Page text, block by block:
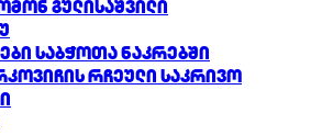
გულისაშვილი
საბჭოთა ნაკრებში
რჩეული საკრივო